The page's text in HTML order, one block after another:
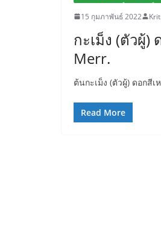
15 กุมภาพันธ์ 2022
กะเม็ง (ตัวผู้)
Merr.
ต้นกะเม็ง (ตัวผู้) ดอกสี
Read More